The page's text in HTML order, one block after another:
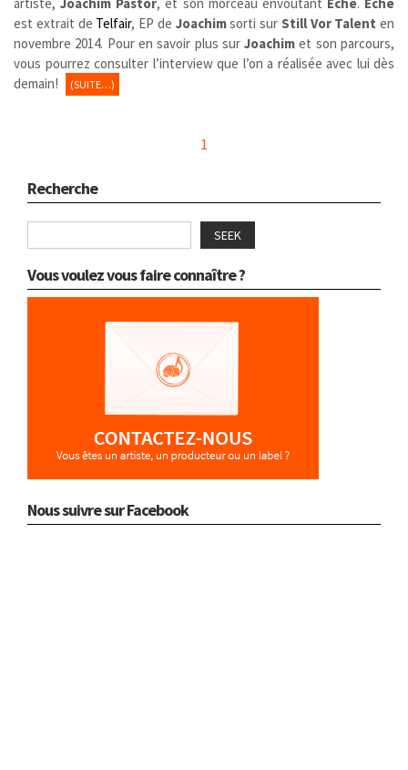
est extrait de Telfair, EP de Joachimsorti sur Still Vor Talent en
novembre 2014. Pour en savoir plus surJoachim et son parcours,
vous pourrez consulter l’interview que l’on a réalisée avec lui dès
demain!
(SUITE…)
1
Recherche
SEEK
Vous voulez vous faire connaître ?
Nous suivre sur Facebook